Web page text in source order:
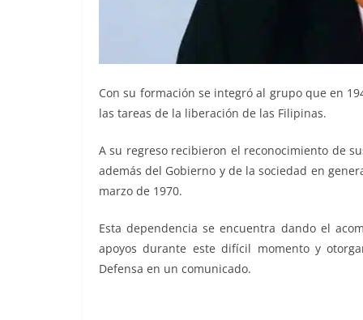
Con su formación se integró al grupo que en
las tareas de la liberación de las Filipinas.
A su regreso recibieron el reconocimiento de
además del Gobierno y de la sociedad en
marzo de 1970.
Esta dependencia se encuentra dando el
apoyos durante este difícil momento y
Defensa en un comunicado.